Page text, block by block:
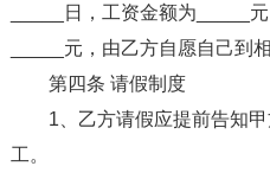
_____日，工资金额为_____
_____元，由乙方自愿自己到
第四条 请假制度
1、乙方请假应提前告知
工。